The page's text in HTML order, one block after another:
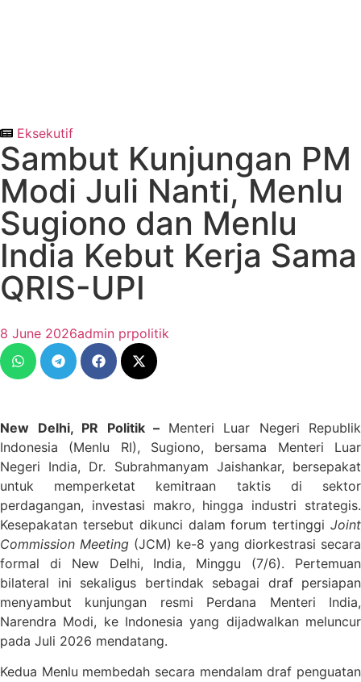
Eksekutif
Sambut Kunjungan PM
Modi Juli Nanti, Menlu
Sugiono dan Menlu
India Kebut Kerja Sama
QRIS-UPI
8 June 2026admin prpolitik
New Delhi, PR Politik – Menteri Luar Negeri Republik
Indonesia (Menlu RI), Sugiono, bersama Menteri Luar
Negeri India, Dr. Subrahmanyam Jaishankar, bersepakat
untuk memperketat kemitraan taktis di sektor
perdagangan, investasi makro, hingga industri strategis.
Kesepakatan tersebut dikunci dalam forum tertinggi Joint
Commission Meeting (JCM) ke-8 yang diorkestrasi secara
formal di New Delhi, India, Minggu (7/6). Pertemuan
bilateral ini sekaligus bertindak sebagai draf persiapan
menyambut kunjungan resmi Perdana Menteri India,
Narendra Modi, ke Indonesia yang dijadwalkan meluncur
pada Juli 2026 mendatang.
Kedua Menlu membedah secara mendalam draf penguatan